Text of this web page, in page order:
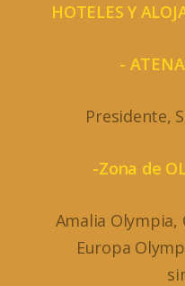
HOTELES Y
-
Presidente,
-Zona de
Amalia Olympia,
Europa